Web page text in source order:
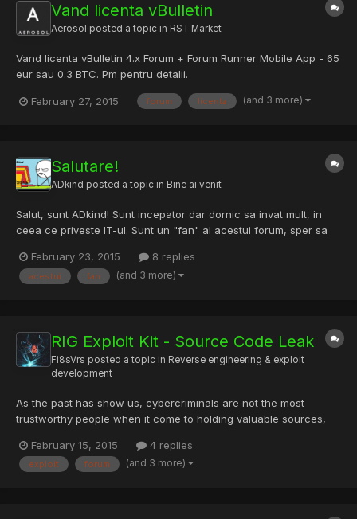
Vand licenta vBulletin
Aerosol posted a topic in RST Market
Vand licenta vBulletin 4.x Forum + Forum Runner Mobile App - 65
eur sau 0.3 BTC. Pm pentru detalii.
February 27, 2015 forum licenta (and 3 more)
Salutare!
ADkind posted a topic in Bine ai venit
Salut, sunt ADkind! Sunt incepator dar dornic sa invat mult, in
ceea ce priveste IT-ul. Sunt un "fan" al acestui forum, sper sa
February 23, 2015
8 replies
acestui fan (and 3 more)
RIG Exploit Kit - Source Code Leak
Fi8sVrs posted a topic in Reverse engineering & exploit
development
As the past has show us, cybercriminals are not the most
trustworthy people when it come to holding valuable sources,
time with an exploit pack leak. RIG is a popular exploit kit which
has been around for about a year and sold on va...
February 15, 2015 4 replies
exploit forum (and 3 more)